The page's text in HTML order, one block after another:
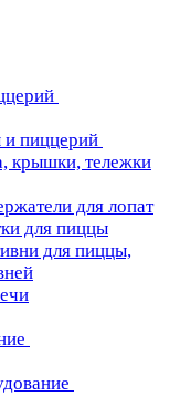
и пиццерий
крышки, тележки
для лопат
для пиццы
для пиццы,